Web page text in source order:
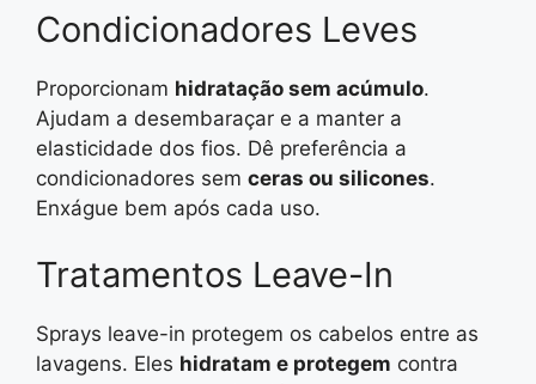
Condicionadores Leves
Proporcionam hidratação sem acúmulo.
Ajudam a desembaraçar e a manter a
elasticidade dos fios. Dê preferência a
condicionadores sem ceras ou silicones.
Enxágue bem após cada uso.
Tratamentos Leave-In
Sprays leave-in protegem os cabelos entre as
lavagens. Eles hidratam e protegem contra